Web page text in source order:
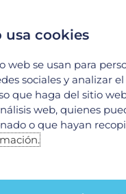
usa cookies
web se usan para
sociales y analizar
que haga del sitio
web, quienes
o que hayan